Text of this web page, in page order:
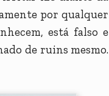
por qualquer
está falso e
de ruins mesmo.